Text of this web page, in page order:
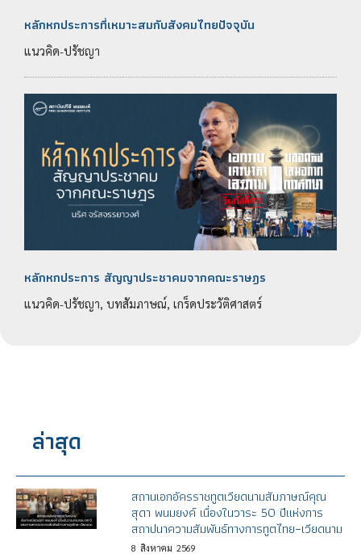
หลักหกประการที่เหมาะสมกับสังคมไทยปัจจุบัน
แนวคิด-ปรัชญา
หลักหกประการ สัญญาประชาคมจากคณะราษฎร
แนวคิด-ปรัชญา, บทสัมภาษณ์, เกร็ดประวัติศาสตร์
ล่าสุด
สถานเอกอัครราชทูตเวียดนามสัมภาษณ์คุณ
สุดา พนมยงค์ เนื่องในวาระ 50 ปีแห่งการ
สถาปนาความสัมพันธ์ทางการทูตไทย–เวียดนาม
8 สิงหาคม 2569